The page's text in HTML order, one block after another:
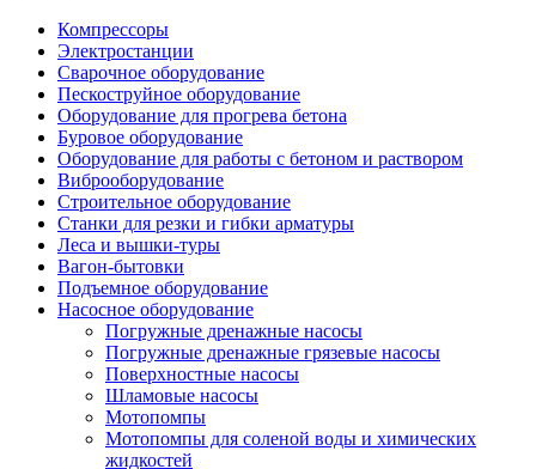
Компрессоры
Электростанции
Сварочное оборудование
Пескоструйное оборудование
Оборудование для прогрева бетона
Буровое оборудование
Оборудование для работы с бетоном и раствором
Виброоборудование
Строительное оборудование
Станки для резки и гибки арматуры
Леса и вышки-туры
Вагон-бытовки
Подъемное оборудование
Насосное оборудование
Погружные дренажные насосы
Погружные дренажные грязевые насосы
Поверхностные насосы
Шламовые насосы
Мотопомпы
Мотопомпы для соленой воды и химических
жидкостей